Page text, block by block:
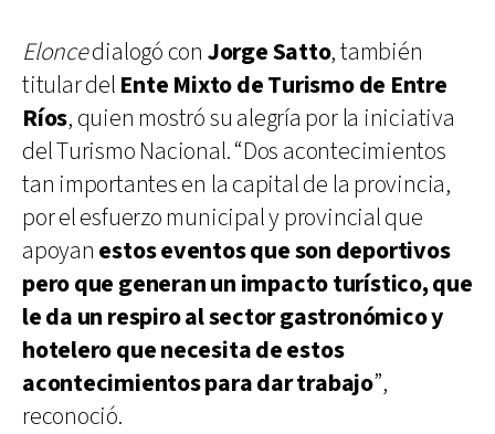
Eloncedialogó con Jorge Satto, también
titular del Ente Mixto de Turismo de Entre
Ríos, quien mostró su alegría por la iniciativa
del Turismo Nacional. “Dos acontecimientos
tan importantes en la capital de la provincia,
por el esfuerzo municipal y provincial que
apoyan estos eventos que son deportivos
pero que generan un impacto turístico, que
le da un respiro al sector gastronómico y
hotelero que necesita de estos
acontecimientos para dar trabajo”,
reconoció.